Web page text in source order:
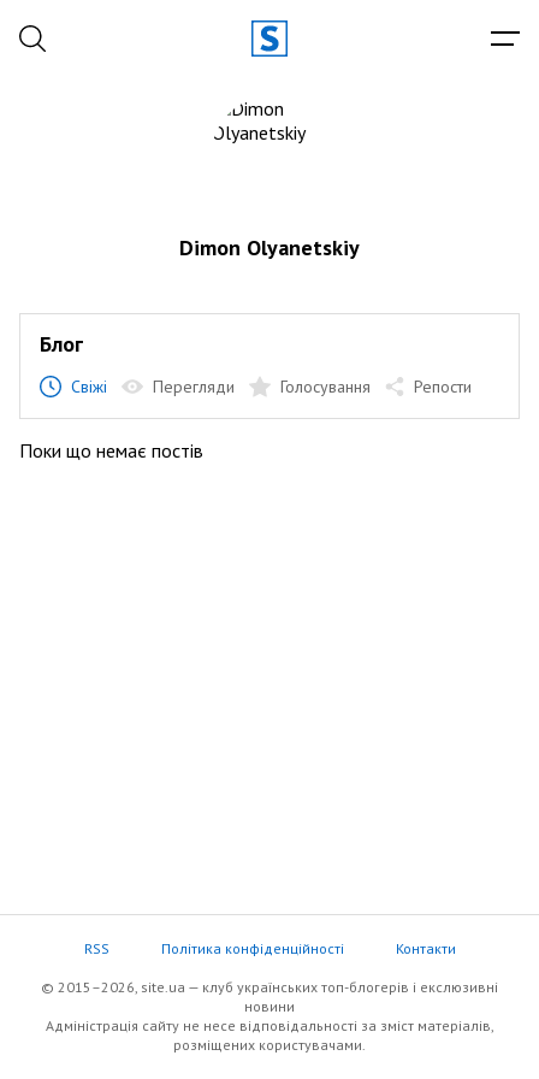
Dimon Olyanetskiy
Блог
Свіжі Перегляди Голосування Репости
Поки що немає постів
RSS Політика конфіденційності Контакти
© 2015–2026, site.ua — клуб українських топ-блогерів i екслюзивнi
новини
Адміністрація сайту не несе відповідальності за зміст матеріалів,
розміщених користувачами.